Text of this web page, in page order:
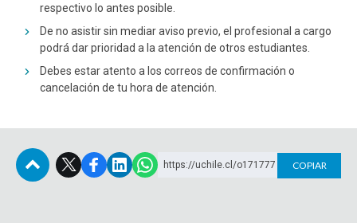
respectivo lo antes posible.
De no asistir sin mediar aviso previo, el profesional a cargo
podrá dar prioridad a la atención de otros estudiantes.
Debes estar atento a los correos de confirmación o
cancelación de tu hora de atención.
https://uchile.cl/o171777 COPIAR